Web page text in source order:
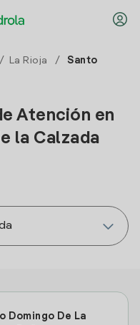
/ La Rioja /
Santo
Atención en
la Calzada
Domingo De La